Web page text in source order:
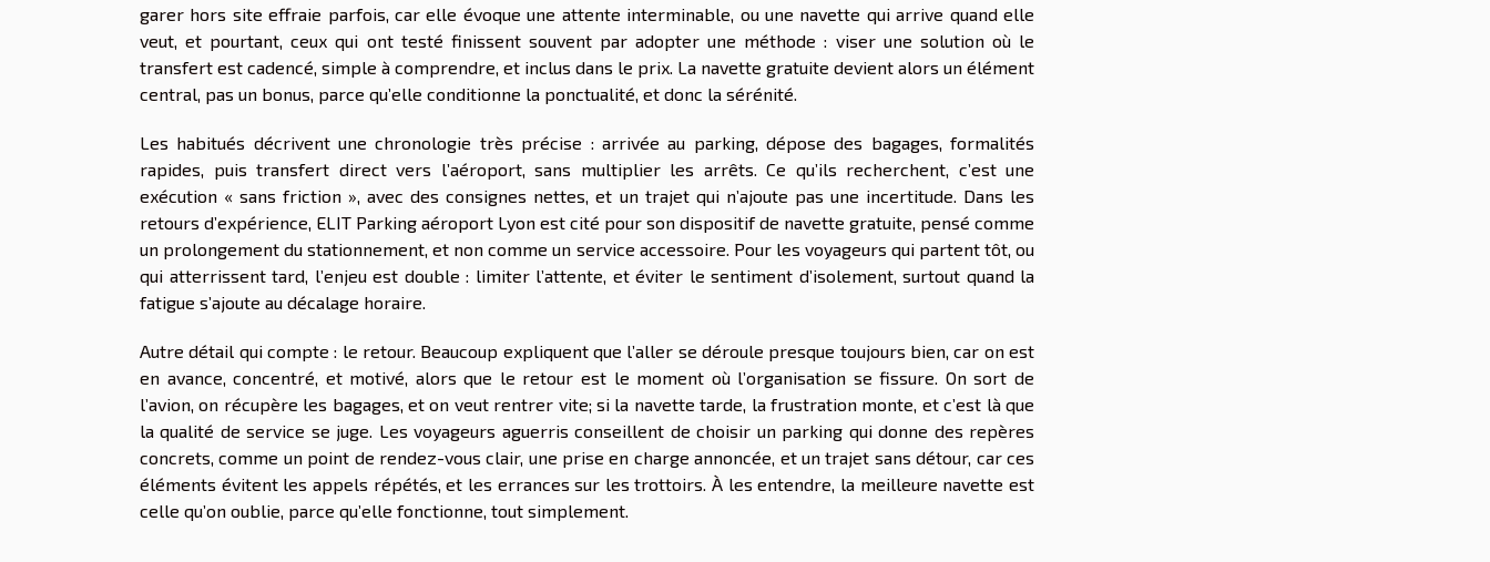
garer hors site effraie parfois, car elle évoque une attente interminable, ou une navette qui arrive quand elle
veut, et pourtant, ceux qui ont testé finissent souvent par adopter une méthode : viser une solution où le
transfert est cadencé, simple à comprendre, et inclus dans le prix. La navette gratuite devient alors un élément
central, pas un bonus, parce qu’elle conditionne la ponctualité, et donc la sérénité.
Les habitués décrivent une chronologie très précise : arrivée au parking, dépose des bagages, formalités
rapides, puis transfert direct vers l’aéroport, sans multiplier les arrêts. Ce qu’ils recherchent, c’est une
exécution « sans friction », avec des consignes nettes, et un trajet qui n’ajoute pas une incertitude. Dans les
retours d’expérience, ELIT Parking aéroport Lyon est cité pour son dispositif de navette gratuite, pensé comme
un prolongement du stationnement, et non comme un service accessoire. Pour les voyageurs qui partent tôt, ou
qui atterrissent tard, l’enjeu est double : limiter l’attente, et éviter le sentiment d’isolement, surtout quand la
fatigue s’ajoute au décalage horaire.
Autre détail qui compte : le retour. Beaucoup expliquent que l’aller se déroule presque toujours bien, car on est
en avance, concentré, et motivé, alors que le retour est le moment où l’organisation se fissure. On sort de
l’avion, on récupère les bagages, et on veut rentrer vite; si la navette tarde, la frustration monte, et c’est là que
la qualité de service se juge. Les voyageurs aguerris conseillent de choisir un parking qui donne des repères
concrets, comme un point de rendez-vous clair, une prise en charge annoncée, et un trajet sans détour, car ces
éléments évitent les appels répétés, et les errances sur les trottoirs. À les entendre, la meilleure navette est
celle qu’on oublie, parce qu’elle fonctionne, tout simplement.